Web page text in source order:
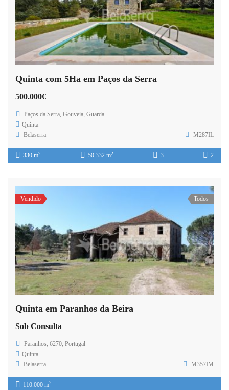
Quinta com 5Ha em Paços da Serra
500.000€
Paços da Serra, Gouveia, Guarda
Quinta
Belaserra
M287IL
330 m2 50.332 m2 3 2
Vendido Todos
Quinta em Paranhos da Beira
Sob Consulta
Paranhos, 6270, Portugal
Quinta
Belaserra
M357IM
110.000 m2